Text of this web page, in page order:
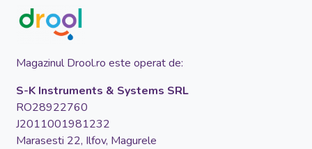
Magazinul Drool.ro este operat de:
S-K Instruments & Systems SRL
RO28922760
J2011001981232
Marasesti 22, Ilfov, Magurele